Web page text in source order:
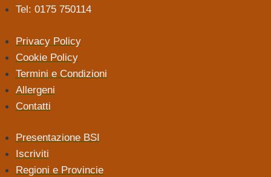
Tel: 0175 750114
Privacy Policy
Cookie Policy
Termini e Condizioni
Allergeni
Contatti
Presentazione BSI
Iscriviti
Regioni e Provincie